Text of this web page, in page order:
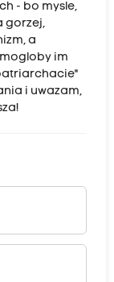
- bo mysle,
gorzej,
a
im
i uwazam,